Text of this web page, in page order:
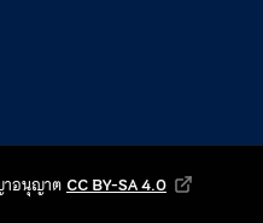
าอนุญาต CC BY-SA 4.0
Creative Commons